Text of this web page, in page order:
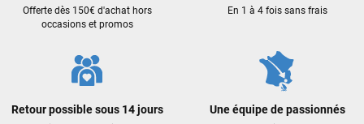
Offerte dès 150€ d'achat hors
occasions et promos
En 1 à 4 fois sans frais
Retour possible sous 14 jours Une équipe de passionnés